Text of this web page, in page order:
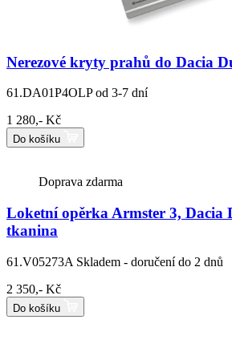
Nerezové kryty prahů do Dacia
61.DA01P4OLP od 3-7 dní
1 280,- Kč
Do košíku
Doprava zdarma
Loketní opěrka Armster 3, Dacia
tkanina
61.V05273A Skladem - doručení do 2 dnů
2 350,- Kč
Do košíku